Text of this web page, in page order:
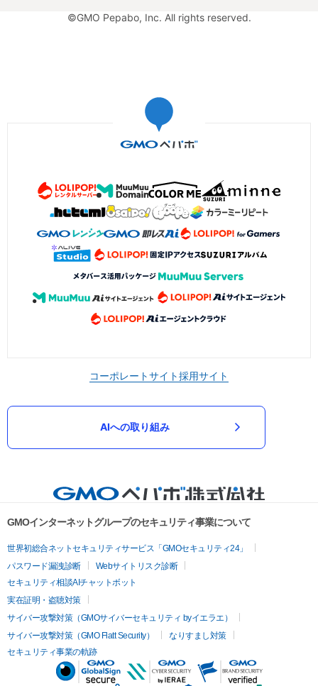
©GMO Pepabo, Inc. All rights reserved.
コーポレートサイト採用サイト
AIへの取り組み
GMOインターネットグループのセキュリティ事業について
世界初総合ネットセキュリティサービス「GMOセキュリティ24」
パスワード漏洩診断
Webサイトリスク診断
セキュリティ相談AIチャットボット
実在証明・盗聴対策
サイバー攻撃対策（GMOサイバーセキュリティ byイエラエ）
サイバー攻撃対策（GMO Flatt Security）
なりすまし対策
セキュリティ事業の軌跡